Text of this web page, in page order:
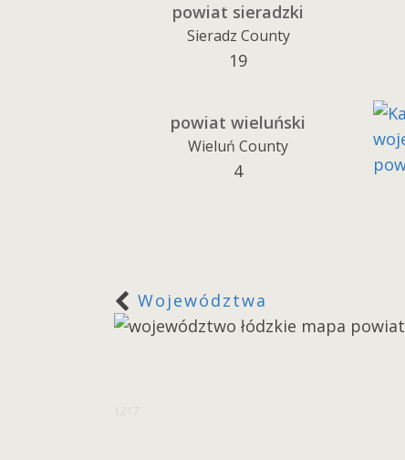
powiat sieradzki
Sieradz County
19
powiat wieluński
Wieluń County
4
Województwa